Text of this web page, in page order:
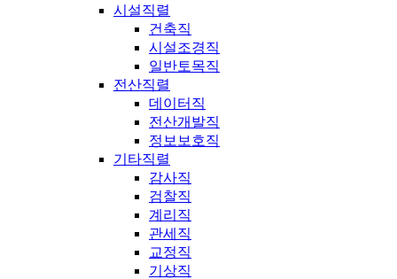
시설직렬
건축직
시설조경직
일반토목직
전산직렬
데이터직
전산개발직
정보보호직
기타직렬
감사직
검찰직
계리직
관세직
교정직
기상직